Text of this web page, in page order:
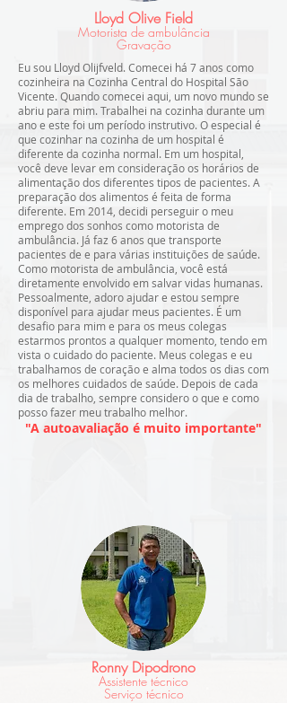
Lloyd Olive Field
Motorista de ambulância
Gravação
Eu sou Lloyd Olijfveld. Comecei há 7 anos como
cozinheira na Cozinha Central do Hospital São
Vicente. Quando comecei aqui, um novo mundo se
abriu para mim. Trabalhei na cozinha durante um
ano e este foi um período instrutivo. O especial é
que cozinhar na cozinha de um hospital é
diferente da cozinha normal. Em um hospital,
você deve levar em consideração os horários de
alimentação dos diferentes tipos de pacientes. A
preparação dos alimentos é feita de forma
diferente. Em 2014, decidi perseguir o meu
emprego dos sonhos como motorista de
ambulância. Já faz 6 anos que transporte
pacientes de e para várias instituições de saúde.
Como motorista de ambulância, você está
diretamente envolvido em salvar vidas humanas.
Pessoalmente, adoro ajudar e estou sempre
disponível para ajudar meus pacientes. É um
desafio para mim e para os meus colegas
estarmos prontos a qualquer momento, tendo em
vista o cuidado do paciente. Meus colegas e eu
trabalhamos de coração e alma todos os dias com
os melhores cuidados de saúde. Depois de cada
dia de trabalho, sempre considero o que e como
posso fazer meu trabalho melhor.
"A autoavaliação é muito importante"
Ronny Dipodrono
Assistente técnico
Serviço técnico